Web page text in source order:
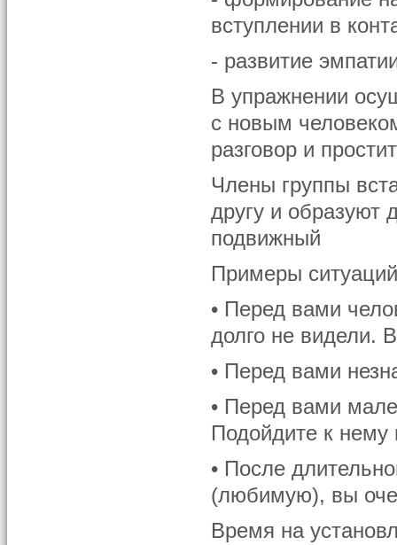
вступлении в
- развитие
В упражнении
с новым
разговор и
Члены группы
другу и образуют
подвижный
Примеры
• Перед вами
долго не видели.
• Перед вами
• Перед вами
Подойдите к нему
• После
(любимую), вы
Время на